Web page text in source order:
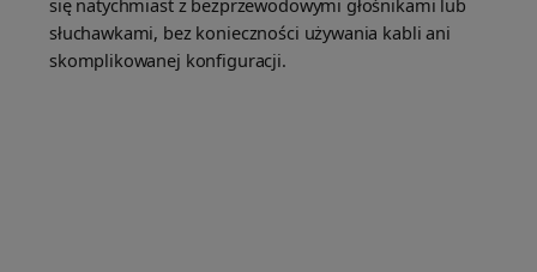
się natychmiast z bezprzewodowymi głośnikami lub
słuchawkami, bez konieczności używania kabli ani
skomplikowanej konfiguracji.